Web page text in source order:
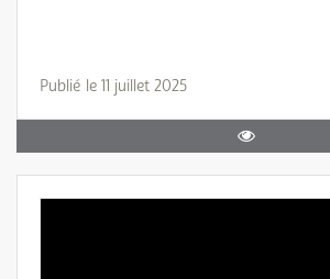
Publié le 11 juillet 2025